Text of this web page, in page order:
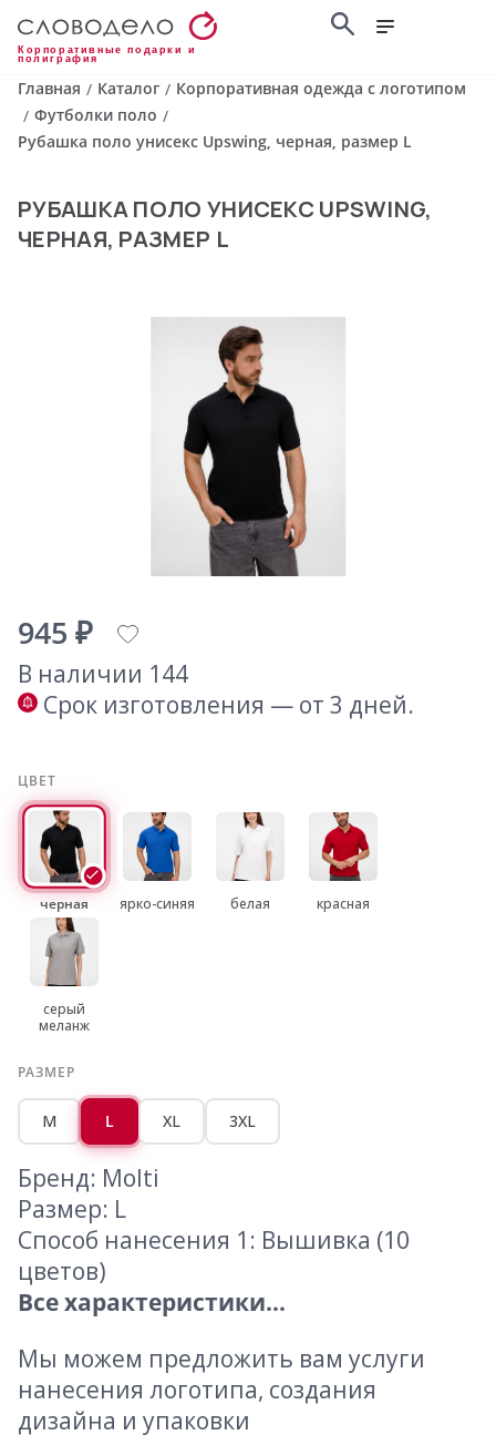
Корпоративные подарки и
полиграфия
Главная / Каталог / Корпоративная одежда с логотипом
/ Футболки поло /
Рубашка поло унисекс Upswing, черная, размер L
РУБАШКА ПОЛО УНИСЕКС UPSWING,
ЧЕРНАЯ, РАЗМЕР L
945 ₽
В наличии 144
Срок изготовления — от 3 дней.
ЦВЕТ
черная ярко-синяя белая красная
серый
меланж
РАЗМЕР
M L XL 3XL
Бренд: Molti
Размер: L
Способ нанесения 1: Вышивка (10
цветов)
Все характеристики...
Мы можем предложить вам услуги
нанесения логотипа, создания
дизайна и упаковки